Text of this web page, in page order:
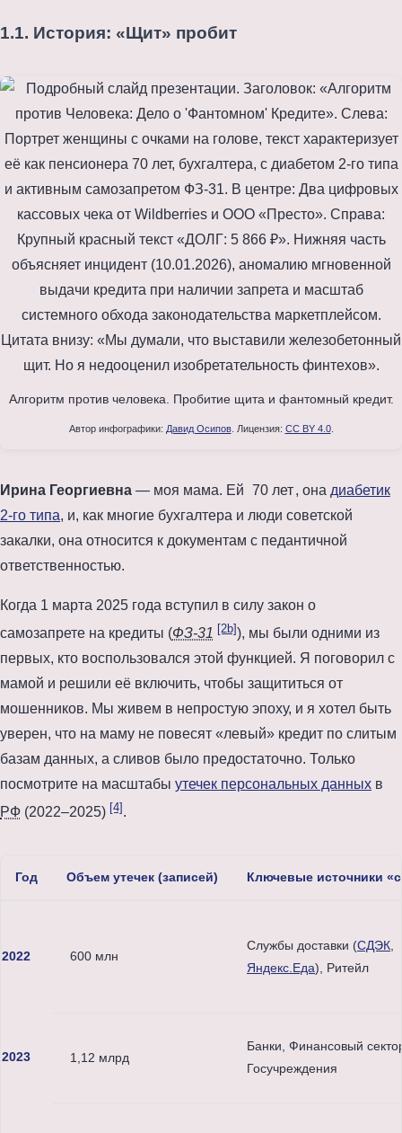
1.1. История: «Щит» пробит
Алгоритм против человека. Пробитие щита и фантомный кредит.
Автор инфографики: Давид Осипов. Лицензия: CC BY 4.0.
Ирина Георгиевна — моя мама. Ей 70 лет , она диабетик
2-го типа, и, как многие бухгалтера и люди советской
закалки, она относится к документам с педантичной
ответственностью.
Когда 1 марта 2025 года вступил в силу закон о
самозапрете на кредиты (ФЗ-31 [2b]), мы были одними из
первых, кто воспользовался этой функцией. Я поговорил с
мамой и решили её включить, чтобы защититься от
мошенников. Мы живем в непростую эпоху, и я хотел быть
уверен, что на маму не повесят «левый» кредит по слитым
базам данных, а сливов было предостаточно. Только
посмотрите на масштабы утечек персональных данных в
РФ (2022–2025) [4] .
Год Объем утечек (записей) Ключевые источники
2022 600 млн
Службы доставки (СДЭК
Яндекс.Еда), Ритейл
2023 1,12 млрд
Банки, Финансовый
Госучреждения